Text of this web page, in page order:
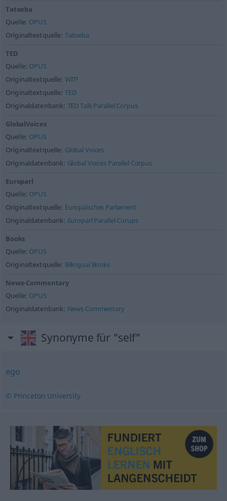
Tatoeba
Quelle: OPUS
Originaltextquelle: Tatoeba
TED
Quelle: OPUS
Originaltextquelle: WIT³
Originaltextquelle: TED
Originaldatenbank: TED Talk Parallel Corpus
GlobalVoices
Quelle: OPUS
Originaltextquelle: Global Voices
Originaldatenbank: Global Voices Parallel Corpus
Europarl
Quelle: OPUS
Originaltextquelle: Europäisches Parlament
Originaldatenbank: Europarl Parallel Corups
Books
Quelle: OPUS
Originaltextquelle: Bilingual Books
News-Commentary
Quelle: OPUS
Originaldatenbank: News Commentary
Synonyme für "self"
ego
© Princeton University